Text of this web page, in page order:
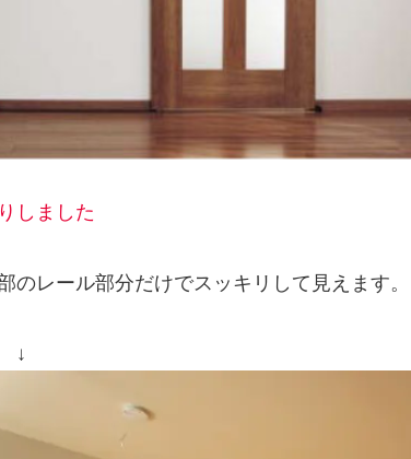
しました
のレール部分だけでスッキリして見えます。
↓